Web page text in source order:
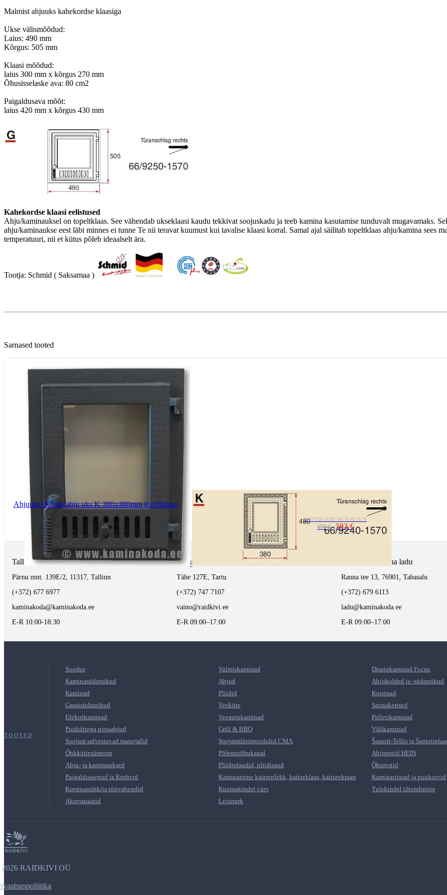
Malmist ahjuuks kahekordse klaasiga
Ukse välismõõdud:
Laius: 490 mm
Kõrgus: 505 mm
Klaasi mõõdud:
laius 300 mm x kõrgus 270 mm
Õhusisselaske ava: 80 cm2
Paigaldusava mõõt:
laius 420 mm x kõrgus 430 mm
Kahekordse klaasi eelistused
Ahju/kaminauksel on topeltklaas. See vähendab ukseklaasi kaudu tekkivat soojuskadu ja teeb kamina kasutamise tunduvalt mugavamaks.
ahju/kaminaukse eest läbi minnes ei tunne Te nii teravat kuumust kui tavalise klaasi korral. Samal ajal säilitab topeltklaas ahju/kamina sees
temperatuuri, nii et kütus põleb ideaalselt ära.
Tootja: Schmid ( Saksamaa )
Sarnased tooted
Ahjuuks/ Kaminahju uks K 380x480mm topeltklaas
TOOTEKOOD: 66/9240.1570
658 € 592 €
Tallinnas kaminasalong
Pärnu mnt. 139E/2, 11317, Tallinn
(+372) 677 6977
kaminakoda@kaminakoda.ee
E-R 10:00-18:30
Tartus kivi töötlemine
Tähe 127E, Tartu
(+372) 747 7107
vaino@raidkivi.ee
E-R 09:00–17:00
Tabasalus kamina ladu
Ranna tee 13, 76901, Tabasalu
(+372) 679 6113
ladu@kaminakoda.ee
E-R 09:00–17:00
TOOTED
Soodus Valmiskaminad
Disainkaminad Focus
Kaminasüdamikud
Ahjud
Ahjukolded ja -südamikud
Kaminad
Pliidid
Korstnad
Gaasisüdamikud
Veeküte
Saunakerised
Elektrikaminad
Veeaurukaminad
Pelletikaminad
Puuküttega pitsaahjud
Grill & BBQ
Välikaminad
Soojust salvestavad materjalid
Soojamüürimoodulid CMA
Šamott-Tellis ja
Õhkküttesüsteem
Põlemisõhukanal
Ahjupotid HEIN
Ahju- ja kaminauksed
Pliidiplaadid, pliidiraud
Õhurestid
Paigaldussegud ja Krohvid
Kaminaesine kaitseplekk, kaitseklaas, kaitseekraan
Kaminariistad ja puukorvid
Korstnapühkija töövahendid
Kuumakindel värv
Tulekindel tihendinöör
Aksessuaarid
Leiunurk
2026 RAIDKIVI OÜ